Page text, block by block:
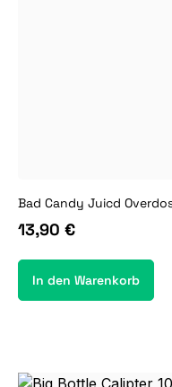
Bad Candy Juicd
13,90 €
In den Warenkorb